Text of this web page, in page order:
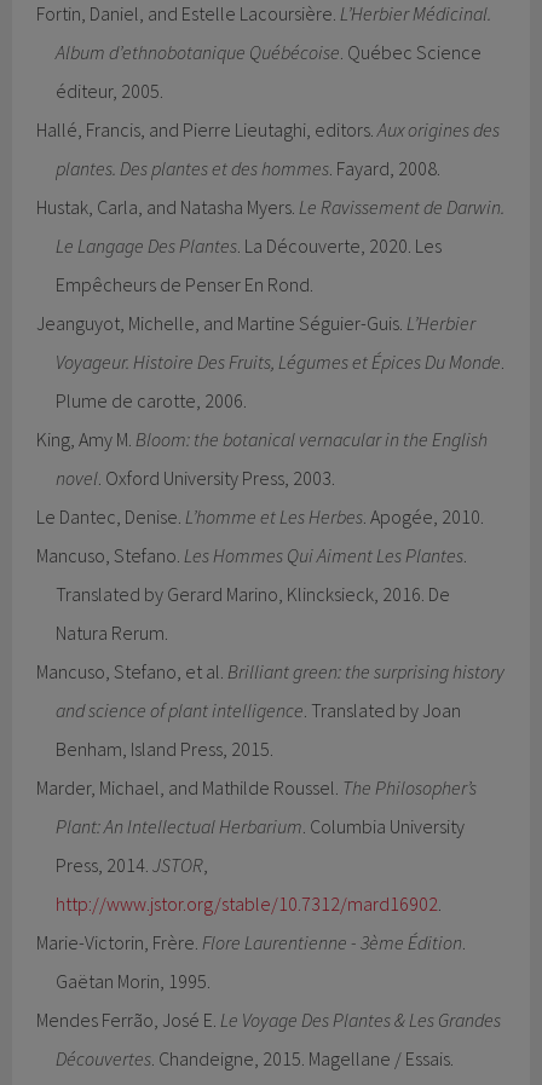
Fortin, Daniel, and Estelle Lacoursière.L’Herbier Médicinal.
Album d’ethnobotanique Québécoise. Québec Science
éditeur, 2005.
Hallé, Francis, and Pierre Lieutaghi, editors.Aux origines des
plantes. Des plantes et des hommes. Fayard, 2008.
Hustak, Carla, and Natasha Myers.Le Ravissement de Darwin.
Le Langage Des Plantes. La Découverte, 2020. Les
Empêcheurs de Penser En Rond.
Jeanguyot, Michelle, and Martine Séguier-Guis.L’Herbier
Voyageur. Histoire Des Fruits, Légumes et Épices Du Monde.
Plume de carotte, 2006.
King, Amy M.Bloom: the botanical vernacular in the English
novel. Oxford University Press, 2003.
Le Dantec, Denise.L’homme et Les Herbes. Apogée, 2010.
Mancuso, Stefano.Les Hommes Qui Aiment Les Plantes.
Translated by Gerard Marino, Klincksieck, 2016. De
Natura Rerum.
Mancuso, Stefano, et al.Brilliant green: the surprising history
and science of plant intelligence. Translated by Joan
Benham, Island Press, 2015.
Marder, Michael, and Mathilde Roussel. The Philosopher’s
Plant: An Intellectual Herbarium. Columbia University
Press, 2014.JSTOR,
http://www.jstor.org/stable/10.7312/mard16902.
Marie-Victorin, Frère.Flore Laurentienne - 3ème Édition.
Gaëtan Morin, 1995.
Mendes Ferrão, José E.Le Voyage Des Plantes & Les Grandes
Découvertes. Chandeigne, 2015. Magellane / Essais.